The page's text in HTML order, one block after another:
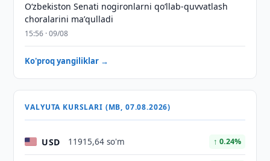
Oʻzbekiston Senati nogironlarni qoʻllab-quvvatlash
choralarini maʼqulladi
15:56 · 09/08
Ko'proq yangiliklar →
VALYUTA KURSLARI (MB, 07.08.2026)
USD 11915,64 so'm ↑ 0.24%